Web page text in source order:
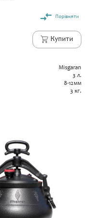
Порівняти
Купити
Misgaran
3 л.
8-12мм
3 кг.